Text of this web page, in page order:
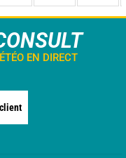
EN DIRECT